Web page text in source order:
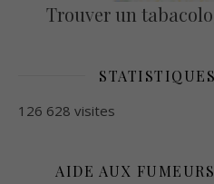
Trouver un
126 628 visites
AIDE AUX